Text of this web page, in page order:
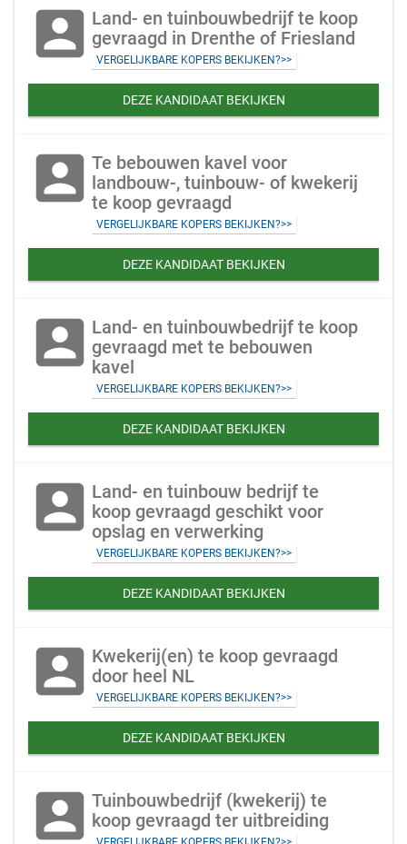
account_box Land- en tuinbouwbedrijf te koop
gevraagd in Drenthe of Friesland
VERGELIJKBARE KOPERS BEKIJKEN?>>
DEZE KANDIDAAT BEKIJKEN
account_box Te bebouwen kavel voor
landbouw-, tuinbouw- of kwekerij
te koop gevraagd
VERGELIJKBARE KOPERS BEKIJKEN?>>
DEZE KANDIDAAT BEKIJKEN
account_box Land- en tuinbouwbedrijf te koop
gevraagd met te bebouwen
kavel
VERGELIJKBARE KOPERS BEKIJKEN?>>
DEZE KANDIDAAT BEKIJKEN
account_box Land- en tuinbouw bedrijf te
koop gevraagd geschikt voor
opslag en verwerking
VERGELIJKBARE KOPERS BEKIJKEN?>>
DEZE KANDIDAAT BEKIJKEN
account_box Kwekerij(en) te koop gevraagd
door heel NL
VERGELIJKBARE KOPERS BEKIJKEN?>>
DEZE KANDIDAAT BEKIJKEN
account_box Tuinbouwbedrijf (kwekerij) te
koop gevraagd ter uitbreiding